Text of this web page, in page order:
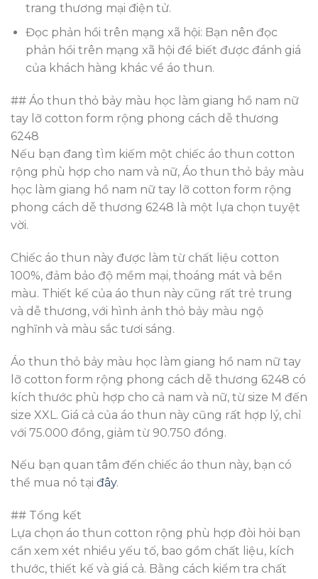
trang thương mại điện tử.
Đọc phản hồi trên mạng xã hội: Bạn nên đọc
phản hồi trên mạng xã hội để biết được đánh giá
của khách hàng khác về áo thun.
## Áo thun thỏ bảy màu học làm giang hồ nam nữ
tay lỡ cotton form rộng phong cách dễ thương
6248
Nếu bạn đang tìm kiếm một chiếc áo thun cotton
rộng phù hợp cho nam và nữ, Áo thun thỏ bảy màu
học làm giang hồ nam nữ tay lỡ cotton form rộng
phong cách dễ thương 6248 là một lựa chọn tuyệt
vời.
Chiếc áo thun này được làm từ chất liệu cotton
100%, đảm bảo độ mềm mại, thoáng mát và bền
màu. Thiết kế của áo thun này cũng rất trẻ trung
và dễ thương, với hình ảnh thỏ bảy màu ngộ
nghĩnh và màu sắc tươi sáng.
Áo thun thỏ bảy màu học làm giang hồ nam nữ tay
lỡ cotton form rộng phong cách dễ thương 6248 có
kích thước phù hợp cho cả nam và nữ, từ size M đến
size XXL. Giá cả của áo thun này cũng rất hợp lý, chỉ
với 75.000 đồng, giảm từ 90.750 đồng.
Nếu bạn quan tâm đến chiếc áo thun này, bạn có
thể mua nó tại đây.
## Tổng kết
Lựa chọn áo thun cotton rộng phù hợp đòi hỏi bạn
cần xem xét nhiều yếu tố, bao gồm chất liệu, kích
thước, thiết kế và giá cả. Bằng cách kiểm tra chất